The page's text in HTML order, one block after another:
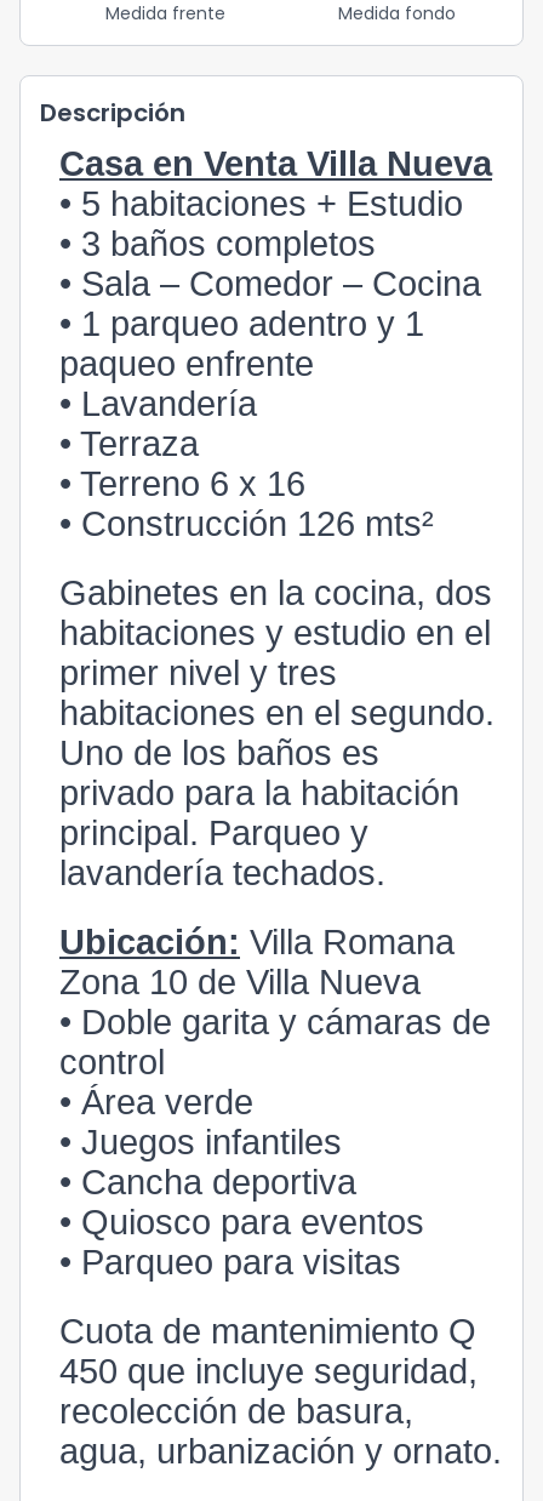
Medida frente Medida fondo
Descripción
Casa en Venta Villa Nueva
• 5 habitaciones + Estudio
• 3 baños completos
• Sala – Comedor – Cocina
• 1 parqueo adentro y 1
paqueo enfrente
• Lavandería
• Terraza
• Terreno 6 x 16
• Construcción 126 mts²
Gabinetes en la cocina, dos
habitaciones y estudio en el
primer nivel y tres
habitaciones en el segundo.
Uno de los baños es
privado para la habitación
principal. Parqueo y
lavandería techados.
Ubicación: Villa Romana
Zona 10 de Villa Nueva
• Doble garita y cámaras de
control
• Área verde
• Juegos infantiles
• Cancha deportiva
• Quiosco para eventos
• Parqueo para visitas
Cuota de mantenimiento Q
450 que incluye seguridad,
recolección de basura,
agua, urbanización y ornato.